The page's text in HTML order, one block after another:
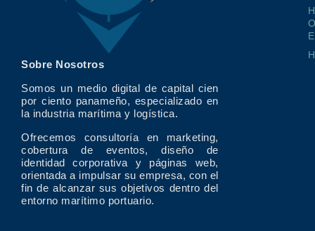
Sobre Nosotros
Somos un medio digital de capital cien
por ciento panameño, especializado en
la industria marítima y logística.
Ofrecemos consultoría en marketing,
cobertura de eventos, diseño de
identidad corporativa y páginas web,
orientada a impulsar su empresa, con el
fin de alcanzar sus objetivos dentro del
entorno marítimo portuario.